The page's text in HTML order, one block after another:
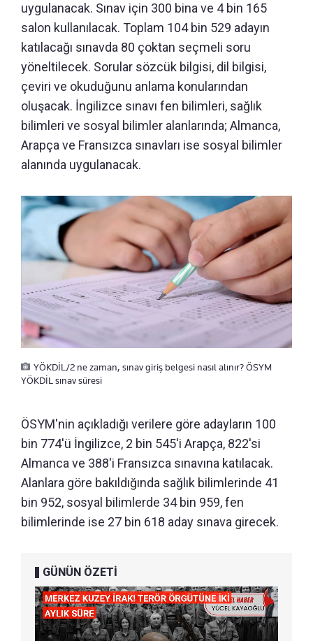
uygulanacak. Sınav için 300 bina ve 4 bin 165
salon kullanılacak. Toplam 104 bin 529 adayın
katılacağı sınavda 80 çoktan seçmeli soru
yöneltilecek. Sorular sözcük bilgisi, dil bilgisi,
çeviri ve okuduğunu anlama konularından
oluşacak. İngilizce sınavı fen bilimleri, sağlık
bilimleri ve sosyal bilimler alanlarında; Almanca,
Arapça ve Fransızca sınavları ise sosyal bilimler
alanında uygulanacak.
YÖKDİL/2 ne zaman, sınav giriş belgesi nasıl alınır? ÖSYM
YÖKDİL sınav süresi
ÖSYM'nin açıkladığı verilere göre adayların 100
bin 774'ü İngilizce, 2 bin 545'i Arapça, 822'si
Almanca ve 388'i Fransızca sınavına katılacak.
Alanlara göre bakıldığında sağlık bilimlerinde 41
bin 952, sosyal bilimlerde 34 bin 959, fen
bilimlerinde ise 27 bin 618 aday sınava girecek.
GÜNÜN ÖZETİ